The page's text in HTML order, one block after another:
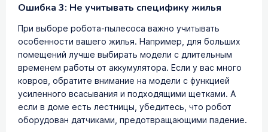
Ошибка 3: Не учитывать специфику жилья
При выборе робота-пылесоса важно учитывать
особенности вашего жилья. Например, для больших
помещений лучше выбирать модели с длительным
временем работы от аккумулятора. Если у вас много
ковров, обратите внимание на модели с функцией
усиленного всасывания и подходящими щетками. А
если в доме есть лестницы, убедитесь, что робот
оборудован датчиками, предотвращающими падение.